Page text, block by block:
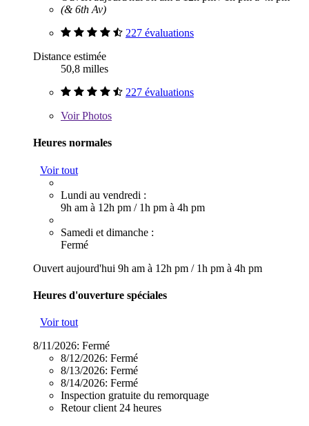
(& 6th Av)
227 évaluations
Distance estimée
50,8 milles
227 évaluations
VoirPhotos
Heures normales
Voir tout
Lundi au vendredi :
9h am à 12h pm / 1h pm à 4h pm
Samedi et dimanche :
Fermé
Ouvert aujourd'hui 9h am à 12h pm / 1h pm à 4h pm
Heures d'ouverture spéciales
Voir tout
8/11/2026: Fermé
8/12/2026: Fermé
8/13/2026: Fermé
8/14/2026: Fermé
Inspection gratuite du remorquage
Retour client 24 heures